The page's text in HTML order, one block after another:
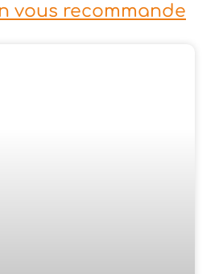
vous recommande